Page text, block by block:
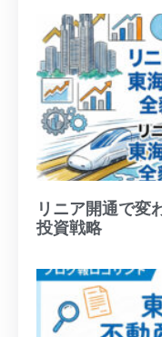
リニア開通で変
投資戦略